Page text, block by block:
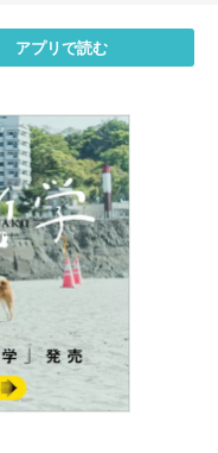
アプリで読む